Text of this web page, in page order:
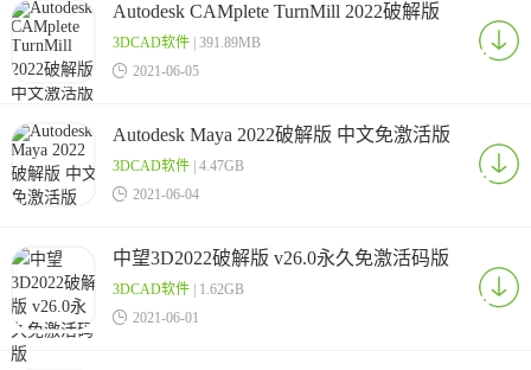
Autodesk CAMplete TurnMill 2022破解版
中文激活版
3DCAD软件| 391.89MB
 2021-06-05
Autodesk Maya 2022破解版 中文免激活版
3DCAD软件| 4.47GB
 2021-06-04
中望3D2022破解版 v26.0永久免激活码版
3DCAD软件| 1.62GB
 2021-06-01